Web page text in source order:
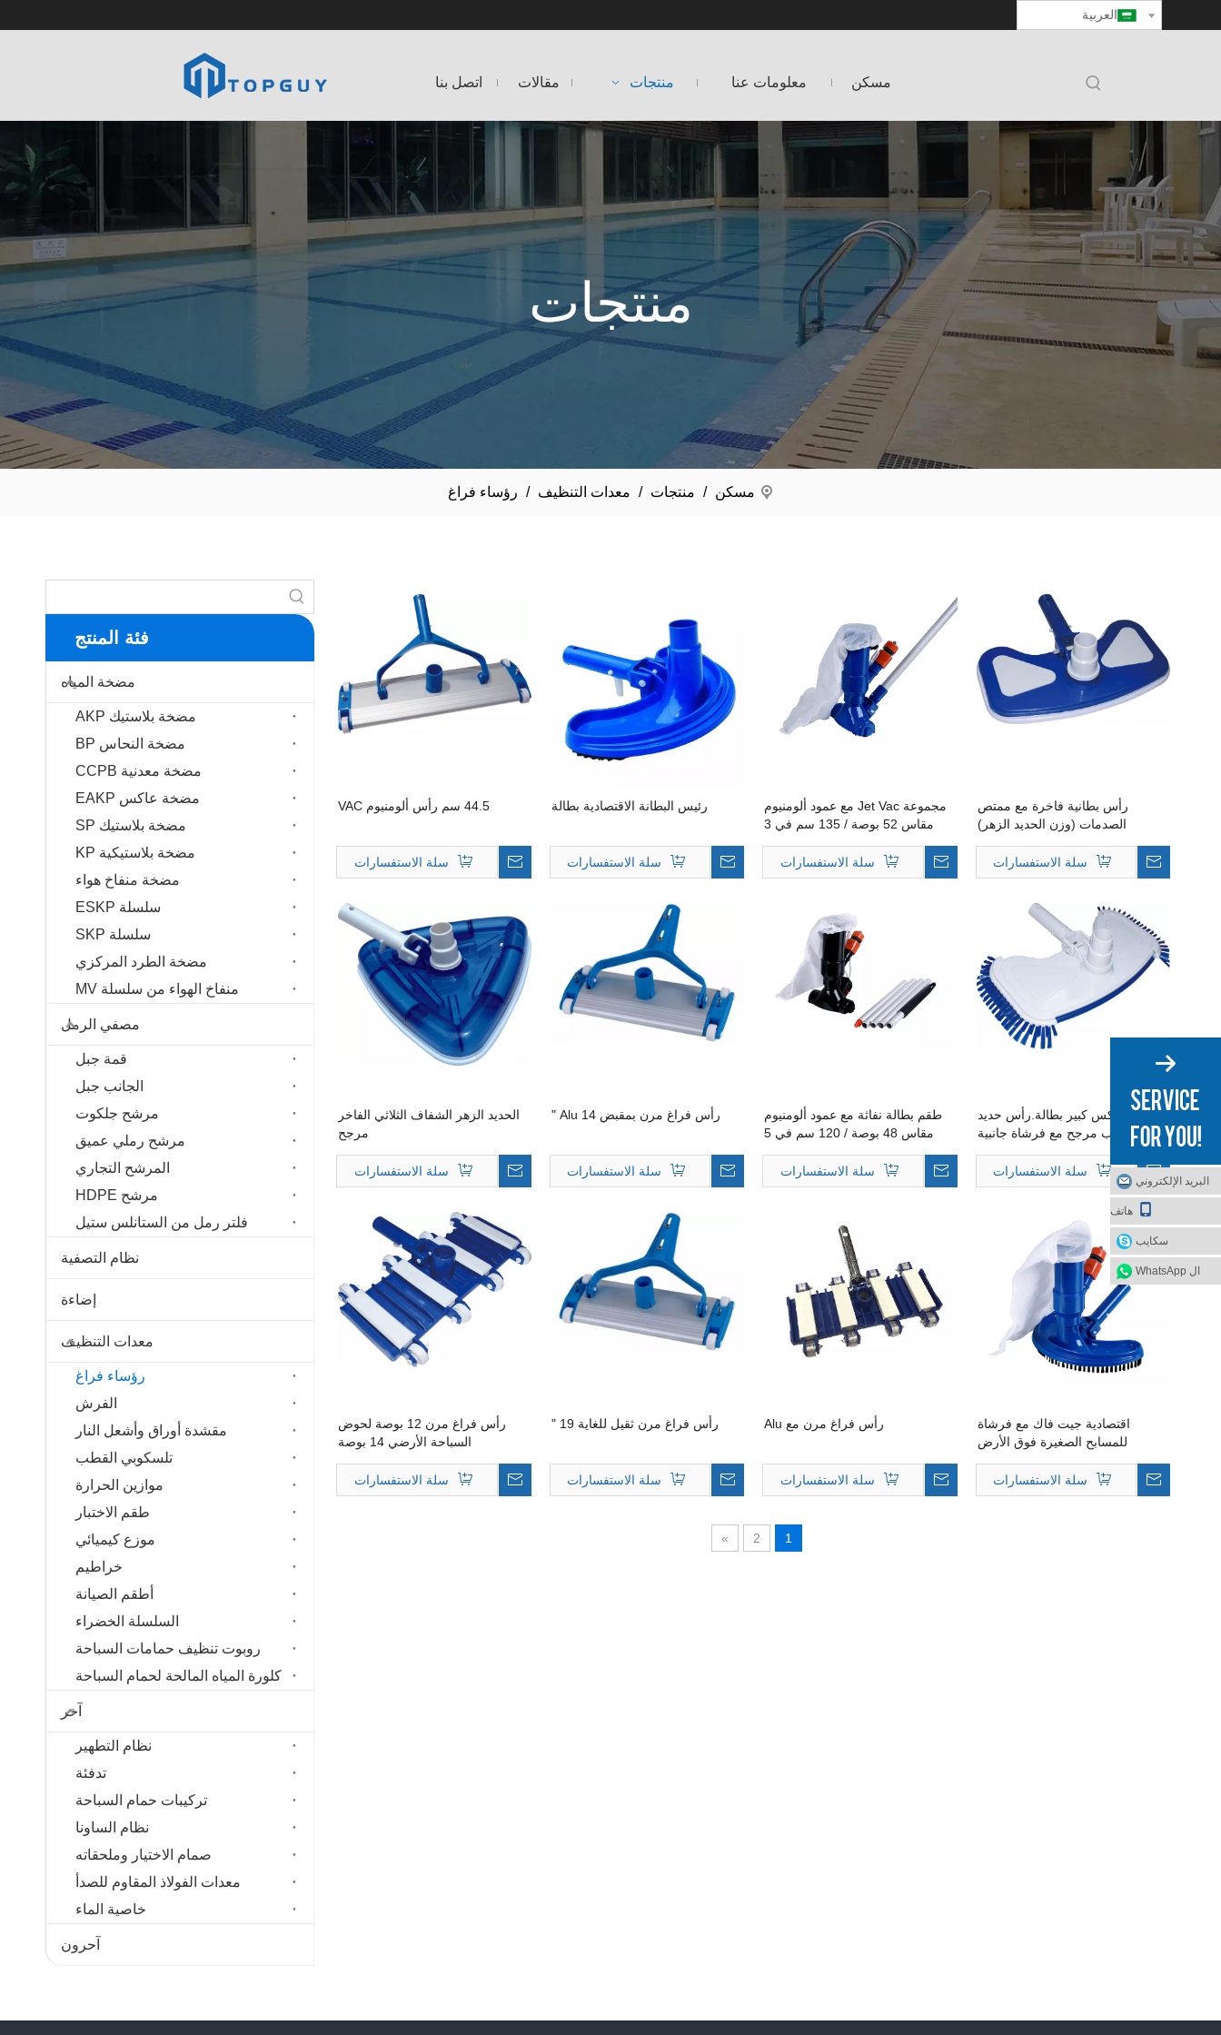
العربية
مسكن معلومات عنا منتجات مقالات اتصل بنا
منتجات
مسكن / منتجات / معدات التنظيف / رؤساء فراغ
فئة المنتج
مضخة المياه
مضخة بلاستيك AKP
مضخة النحاس BP
مضخة معدنية CCPB
مضخة عاكس EAKP
مضخة بلاستيك SP
مضخة بلاستيكية KP
مضخة منفاخ هواء
سلسلة ESKP
سلسلة SKP
مضخة الطرد المركزي
منفاخ الهواء من سلسلة MV
مصفي الرمل
قمة جبل
الجانب جبل
مرشح جلكوت
مرشح رملي عميق
المرشح التجاري
مرشح HDPE
فلتر رمل من الستانلس ستيل
نظام التصفية
إضاءة
معدات التنظيف
رؤساء فراغ
الفرش
مقشدة أوراق وأشعل النار
تلسكوبي القطب
موازين الحرارة
طقم الاختبار
موزع كيميائي
خراطيم
أطقم الصيانة
السلسلة الخضراء
روبوت تنظيف حمامات السباحة
كلورة المياه المالحة لحمام السباحة
آخر
نظام التطهير
تدفئة
تركيبات حمام السباحة
نظام الساونا
صمام الاختيار وملحقاته
معدات الفولاذ المقاوم للصدأ
خاصية الماء
آحرون
44.5 سم رأس ألومنيوم VAC
سلة الاستفسارات
رئيس البطانة الاقتصادية بطالة
سلة الاستفسارات
مجموعة Jet Vac مع عمود ألومنيوم
مقاس 52 بوصة / 135 سم في 3
سلة الاستفسارات
رأس بطانية فاخرة مع ممتص
الصدمات (وزن الحديد الزهر)
سلة الاستفسارات
الحديد الزهر الشفاف الثلاثي الفاخر
مرجح
سلة الاستفسارات
رأس فراغ مرن بمقبض Alu 14 "
سلة الاستفسارات
طقم بطالة نفاثة مع عمود ألومنيوم
مقاس 48 بوصة / 120 سم في 5
سلة الاستفسارات
ديلوكس كبير بطالة.رأس حديد
مصبوب مرجح مع فرشاة جانبية
سلة الاستفسارات
رأس فراغ مرن 12 بوصة لحوض
السباحة الأرضي 14 بوصة
سلة الاستفسارات
رأس فراغ مرن ثقيل للغاية 19 "
سلة الاستفسارات
رأس فراغ مرن مع Alu
سلة الاستفسارات
اقتصادية جيت فاك مع فرشاة
للمسابح الصغيرة فوق الأرض
سلة الاستفسارات
1
2
»
البريد الإلكتروني
هاتف
سكايب
ال WhatsApp